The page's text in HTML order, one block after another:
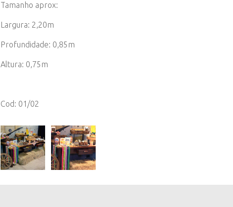
Tamanho aprox:
Largura: 2,20m
Profundidade: 0,85m
Altura: 0,75m
Cod: 01/02